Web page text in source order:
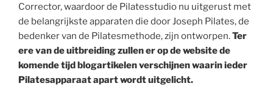
Corrector, waardoor de Pilatesstudio nu uitgerust met
de belangrijkste apparaten die door Joseph Pilates, de
bedenker van de Pilatesmethode, zijn ontworpen.Ter
ere van de uitbreiding zullen er op de website de
komende tijd blogartikelen verschijnen waarin ieder
Pilatesapparaat apart wordt uitgelicht.